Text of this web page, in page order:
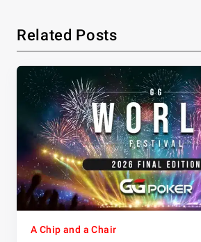
Related Posts
A Chip and a Chair